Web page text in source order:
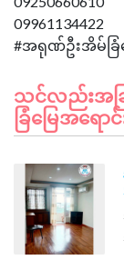
09961134422
သင်လည်းအခ
ခြံမြေအရောင်